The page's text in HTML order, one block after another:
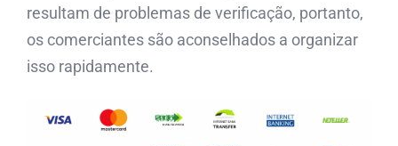
resultam de problemas de verificação, portanto,
os comerciantes são aconselhados a organizar
isso rapidamente.